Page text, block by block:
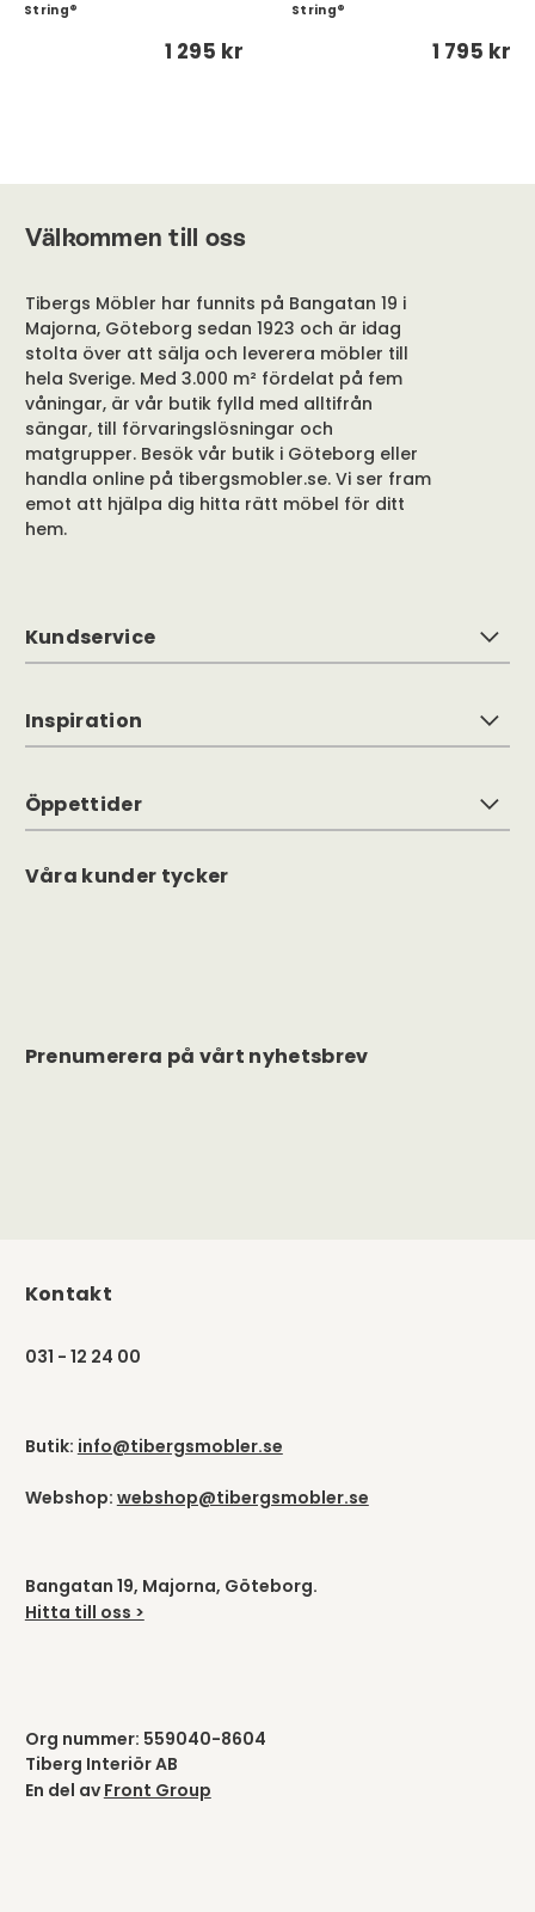
String®
1 295 kr
String®
1 795 kr
Välkommen till oss
Tibergs Möbler har funnits på Bangatan 19 i
Majorna, Göteborg sedan 1923 och är idag
stolta över att sälja och leverera möbler till
hela Sverige. Med 3.000 m² fördelat på fem
våningar, är vår butik fylld med alltifrån
sängar, till förvaringslösningar och
matgrupper. Besök vår butik i Göteborg eller
handla online på tibergsmobler.se. Vi ser fram
emot att hjälpa dig hitta rätt möbel för ditt
hem.
Kundservice
Inspiration
Öppettider
Våra kunder tycker
Prenumerera på vårt nyhetsbrev
Kontakt
031 - 12 24 00
Butik: info@tibergsmobler.se
Webshop: webshop@tibergsmobler.se
Bangatan 19, Majorna, Göteborg.
Hitta till oss >
Org nummer: 559040-8604
Tiberg Interiör AB
En del av Front Group